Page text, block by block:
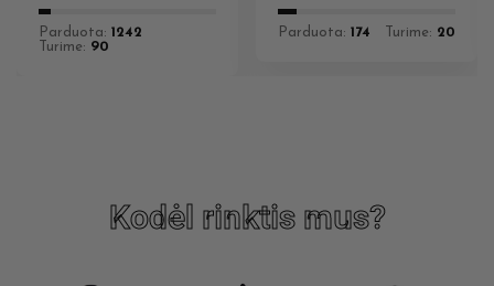
Parduota: 1242
Turime: 90
Parduota: 174 Turime: 20
Kodėl rinktis mus?